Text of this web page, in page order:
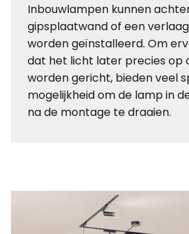
Inbouwlampen kunnen
gipsplaatwand of een
worden geïnstalleerd. Om
dat het licht later precies op
worden gericht, bieden veel
mogelijkheid om de lamp in
na de montage te draaien.